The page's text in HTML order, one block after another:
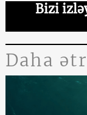
Bizi
Daha